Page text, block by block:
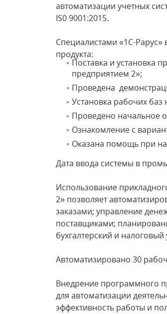
автоматизации учетных
IS0 9001:2015.
Специалистами «1С-
продукта:
Поставка и установка
предприятием 2»;
Проведена
Установка рабочих баз
Проведено начальное
Ознакомление с
Оказана помощь при
Дата ввода системы в
Использование
2» позволяет
заказами; управление
поставщиками;
бухгалтерский и налоговый
Автоматизировано 30
Внедрение программного
для автоматизации
эффективность работы и